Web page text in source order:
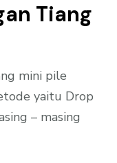
Tiang
mini pile
yaitu Drop
– masing